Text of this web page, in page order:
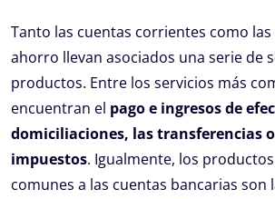
Tanto las cuentas corrientes como
ahorro llevan asociados una serie de
productos. Entre los servicios más
encuentran el pago e ingresos de
domiciliaciones, las transferencias
impuestos. Igualmente, los
comunes a las cuentas bancarias son